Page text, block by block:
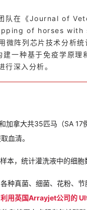
队在《Journal of
of horses with
阵列芯片技术分析统
一种基于免疫学原理
行深入分析。
加拿大共35匹马（SA
血清。
本，统计灌洗液中的细胞
种真菌、细菌、花粉、
利用英国Arrayjet公司的